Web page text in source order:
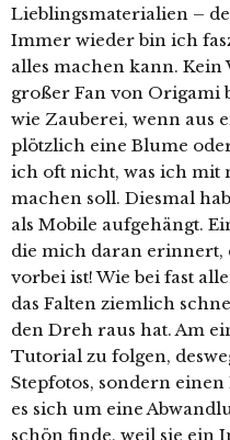
Lieblingsmaterialien –
Immer wieder bin ich
alles machen kann. Kein
großer Fan von Origami
wie Zauberei, wenn aus
plötzlich eine Blume
ich oft nicht, was ich mit
machen soll. Diesmal
als Mobile aufgehängt.
die mich daran erinnert,
vorbei ist! Wie bei fast
das Falten ziemlich
den Dreh raus hat. Am
Tutorial zu folgen,
Stepfotos, sondern
es sich um eine
schön finde, weil sie ein